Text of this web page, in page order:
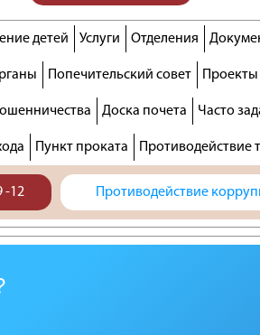
детей Услуги Отделения
Попечительский совет Проекты
Доска почета Часто
Пункт проката Противодействие
-12 Противодействие